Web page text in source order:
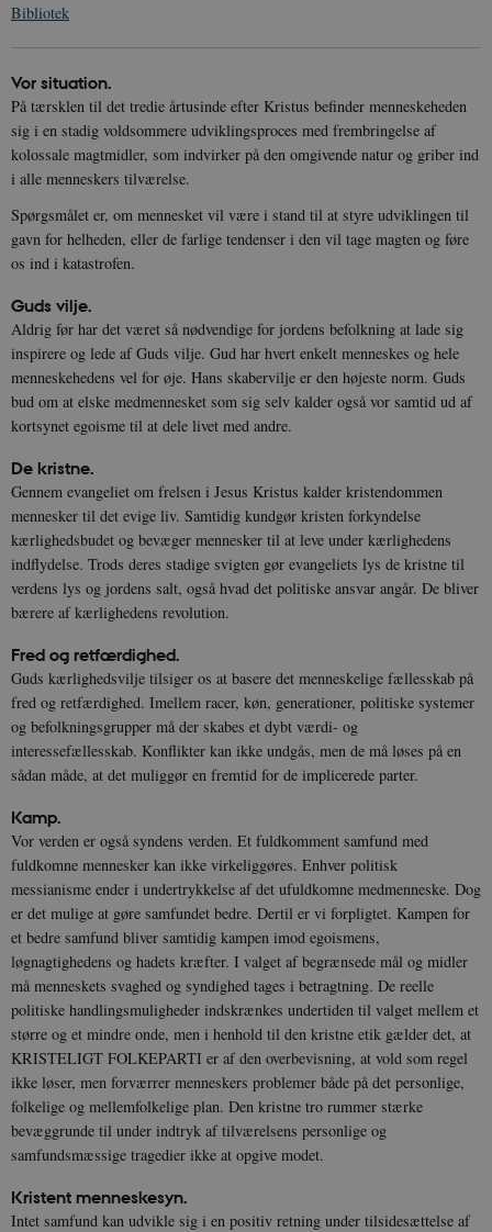
Bibliotek
Vor situation.
På tærsklen til det tredie årtusinde efter Kristus befinder menneskeheden
sig i en stadig voldsommere udviklingsproces med frembringelse af
kolossale magtmidler, som indvirker på den omgivende natur og griber ind
i alle menneskers tilværelse.
Spørgsmålet er, om mennesket vil være i stand til at styre udviklingen til
gavn for helheden, eller de farlige tendenser i den vil tage magten og føre
os ind i katastrofen.
Guds vilje.
Aldrig før har det været så nødvendige for jordens befolkning at lade sig
inspirere og lede af Guds vilje. Gud har hvert enkelt menneskes og hele
menneskehedens vel for øje. Hans skabervilje er den højeste norm. Guds
bud om at elske medmennesket som sig selv kalder også vor samtid ud af
kortsynet egoisme til at dele livet med andre.
De kristne.
Gennem evangeliet om frelsen i Jesus Kristus kalder kristendommen
mennesker til det evige liv. Samtidig kundgør kristen forkyndelse
kærlighedsbudet og bevæger mennesker til at leve under kærlighedens
indflydelse. Trods deres stadige svigten gør evangeliets lys de kristne til
verdens lys og jordens salt, også hvad det politiske ansvar angår. De bliver
bærere af kærlighedens revolution.
Fred og retfærdighed.
Guds kærlighedsvilje tilsiger os at basere det menneskelige fællesskab på
fred og retfærdighed. Imellem racer, køn, generationer, politiske systemer
og befolkningsgrupper må der skabes et dybt værdi- og
interessefællesskab. Konflikter kan ikke undgås, men de må løses på en
sådan måde, at det muliggør en fremtid for de implicerede parter.
Kamp.
Vor verden er også syndens verden. Et fuldkomment samfund med
fuldkomne mennesker kan ikke virkeliggøres. Enhver politisk
messianisme ender i undertrykkelse af det ufuldkomne medmenneske. Dog
er det mulige at gøre samfundet bedre. Dertil er vi forpligtet. Kampen for
et bedre samfund bliver samtidig kampen imod egoismens,
løgnagtighedens og hadets kræfter. I valget af begrænsede mål og midler
må menneskets svaghed og syndighed tages i betragtning. De reelle
politiske handlingsmuligheder indskrænkes undertiden til valget mellem et
større og et mindre onde, men i henhold til den kristne etik gælder det, at
KRISTELIGT FOLKEPARTI er af den overbevisning, at vold som regel
ikke løser, men forværrer menneskers problemer både på det personlige,
folkelige og mellemfolkelige plan. Den kristne tro rummer stærke
bevæggrunde til under indtryk af tilværelsens personlige og
samfundsmæssige tragedier ikke at opgive modet.
Kristent menneskesyn.
Intet samfund kan udvikle sig i en positiv retning under tilsidesættelse af